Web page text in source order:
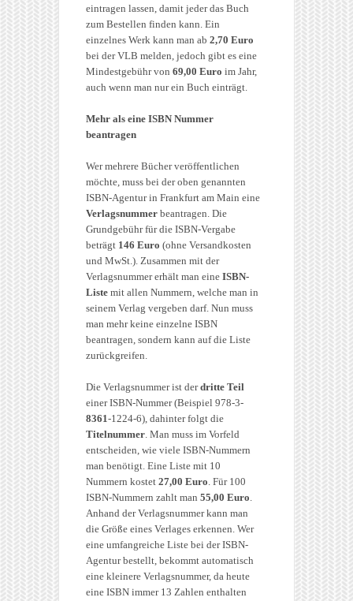
eintragen lassen, damit jeder das Buch
zum Bestellen finden kann. Ein
einzelnes Werk kann man ab 2,70 Euro
bei der VLB melden, jedoch gibt es eine
Mindestgebühr von 69,00 Euro im Jahr,
auch wenn man nur ein Buch einträgt.
Mehr als eine ISBN Nummer
beantragen
Wer mehrere Bücher veröffentlichen
möchte, muss bei der oben genannten
ISBN-Agentur in Frankfurt am Main eine
Verlagsnummer beantragen. Die
Grundgebühr für die ISBN-Vergabe
beträgt 146 Euro (ohne Versandkosten
und MwSt.). Zusammen mit der
Verlagsnummer erhält man eine ISBN-
Liste mit allen Nummern, welche man in
seinem Verlag vergeben darf. Nun muss
man mehr keine einzelne ISBN
beantragen, sondern kann auf die Liste
zurückgreifen.
Die Verlagsnummer ist derdritte Teil
einer ISBN-Nummer (Beispiel 978-3-
8361-1224-6), dahinter folgt die
Titelnummer. Man muss im Vorfeld
entscheiden, wie viele ISBN-Nummern
man benötigt. Eine Liste mit 10
Nummern kostet 27,00 Euro. Für 100
ISBN-Nummern zahlt man 55,00 Euro.
Anhand der Verlagsnummer kann man
die Größe eines Verlages erkennen. Wer
eine umfangreiche Liste bei der ISBN-
Agentur bestellt, bekommt automatisch
eine kleinere Verlagsnummer, da heute
eine ISBN immer 13 Zahlen enthalten